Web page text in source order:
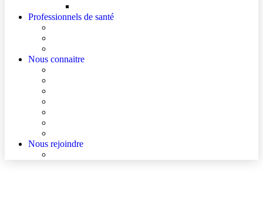
Professionnels de santé
Nous connaitre
Nous rejoindre